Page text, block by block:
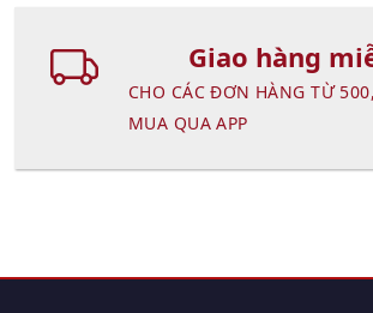
Giao hàng
CHO CÁC ĐƠN HÀNG TỪ
MUA QUA APP